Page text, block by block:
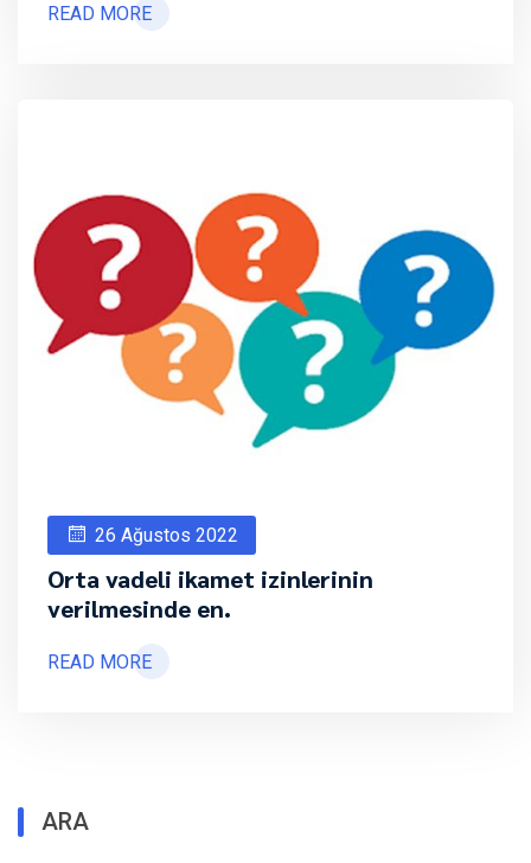
READ MORE
26 Ağustos 2022
Orta vadeli ikamet izinlerinin
verilmesinde en.
READ MORE
ARA